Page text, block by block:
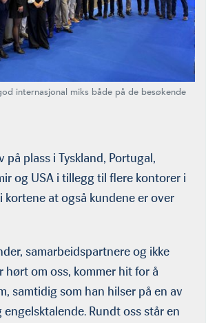
internasjonal miks både på de besøkende
til MAT-Kuling i A-hallen. (Foto: Mat-Kuling)
på plass i Tyskland, Portugal,
og USA i tillegg til flere kontorer i
kortene at også kundene er over
samarbeidspartnere og ikke
hørt om oss, kommer hit for å
samtidig som han hilser på en av
Rundt oss står en